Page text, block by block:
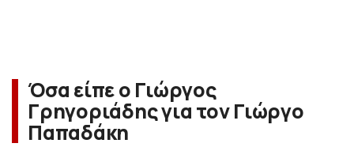
Όσα είπε ο Γιώργος
Γρηγοριάδης για τον Γιώργο
Παπαδάκη